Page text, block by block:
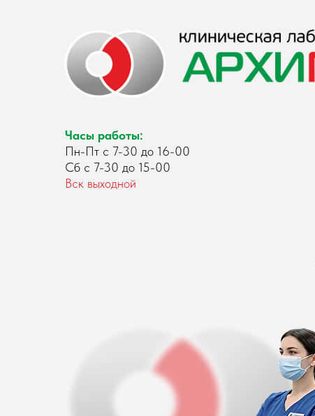
Часы работы:
Пн-Пт с 7-30 до 16-00
Сб с 7-30 до 15-00
Вск выходной